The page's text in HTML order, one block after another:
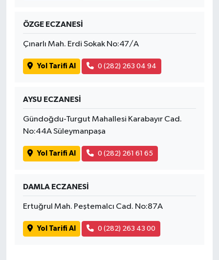
ÖZGE ECZANESİ
Çınarlı Mah. Erdi Sokak No:47/A
Yol Tarifi Al 0 (282) 263 04 94
AYSU ECZANESİ
Gündoğdu-Turgut Mahallesi Karabayır Cad.
No:44A Süleymanpaşa
Yol Tarifi Al 0 (282) 261 61 65
DAMLA ECZANESİ
Ertuğrul Mah. Peştemalcı Cad. No:87A
Yol Tarifi Al 0 (282) 263 43 00